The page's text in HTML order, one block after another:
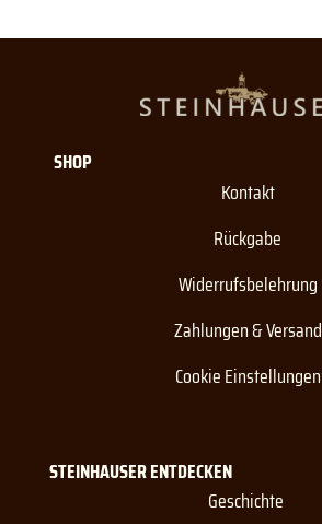
STEINHAUSER ENTDECKEN
Geschichte
SHOP
Kontakt
Rückgabe
Widerrufsbelehrung
Zahlungen & Versand
Cookie Einstellungen